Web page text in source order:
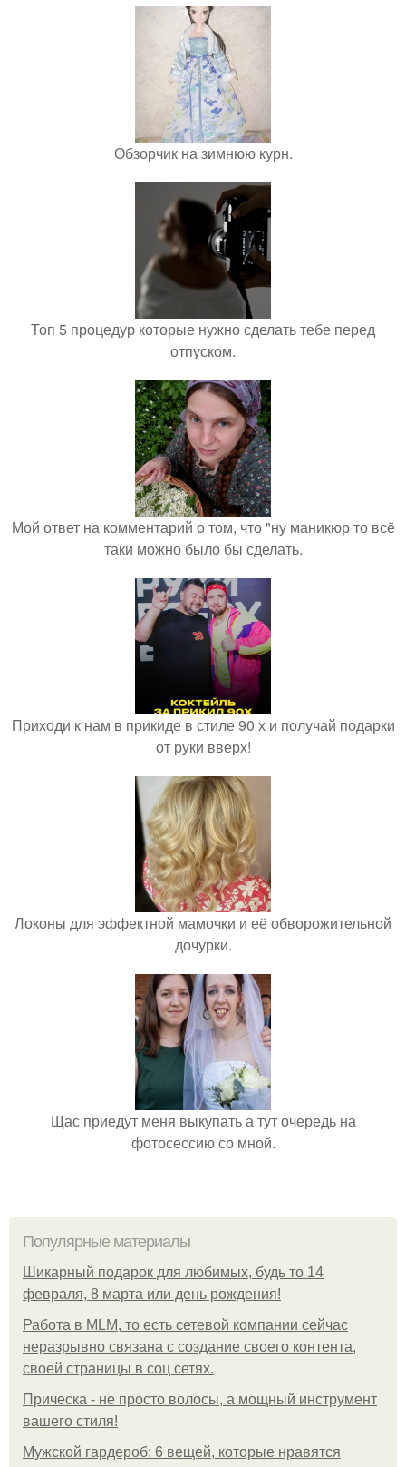
Обзорчик на зимнюю курн.
Топ 5 процедур которые нужно сделать тебе перед
отпуском.
Мой ответ на комментарий о том, что "ну маникюр то всё
таки можно было бы сделать.
Приходи к нам в прикиде в стиле 90 х и получай подарки
от руки вверх!
Локоны для эффектной мамочки и её обворожительной
дочурки.
Щас приедут меня выкупать а тут очередь на
фотосессию со мной.
Популярные материалы
Шикарный подарок для любимых, будь то 14
февраля, 8 марта или день рождения!
Работа в MLM, то есть сетевой компании сейчас
неразрывно связана с создание своего контента,
своей страницы в соц сетях.
Прическа - не просто волосы, а мощный инструмент
вашего стиля!
Мужской гардероб: 6 вещей, которые нравятся